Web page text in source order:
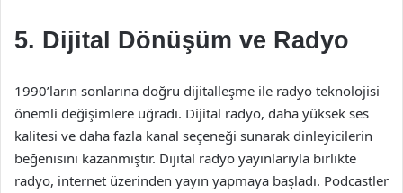
5. Dijital Dönüşüm ve Radyo
1990’ların sonlarına doğru dijitalleşme ile radyo teknolojisi
önemli değişimlere uğradı. Dijital radyo, daha yüksek ses
kalitesi ve daha fazla kanal seçeneği sunarak dinleyicilerin
beğenisini kazanmıştır. Dijital radyo yayınlarıyla birlikte
radyo, internet üzerinden yayın yapmaya başladı. Podcastler